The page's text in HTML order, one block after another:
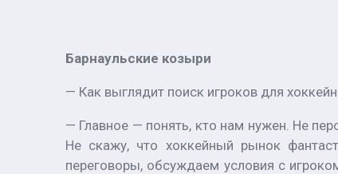
Барнаульские козыри
— Как выглядит поиск игроков для
— Главное — понять, кто нам нужен. Не
Не скажу, что хоккейный рынок
переговоры, обсуждаем условия с